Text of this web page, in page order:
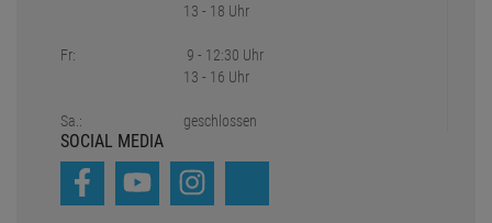
Fr:
Sa.:
13 - 18 Uhr
9 - 12:30 Uhr
13 - 16 Uhr
geschlossen
SOCIAL MEDIA